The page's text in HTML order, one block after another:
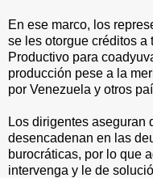
En ese marco, los
se les otorgue créditos
Productivo para
producción pese a la
por Venezuela y otros
Los dirigentes aseguran
desencadenan en las
burocráticas, por lo que
intervenga y le de